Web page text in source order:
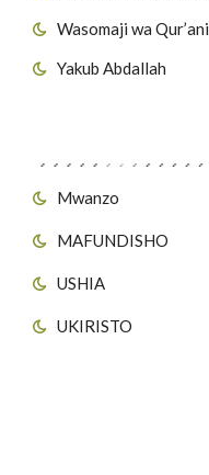
Wasomaji wa Qur’ani
Yakub Abdallah
Mwanzo
MAFUNDISHO
USHIA
UKIRISTO